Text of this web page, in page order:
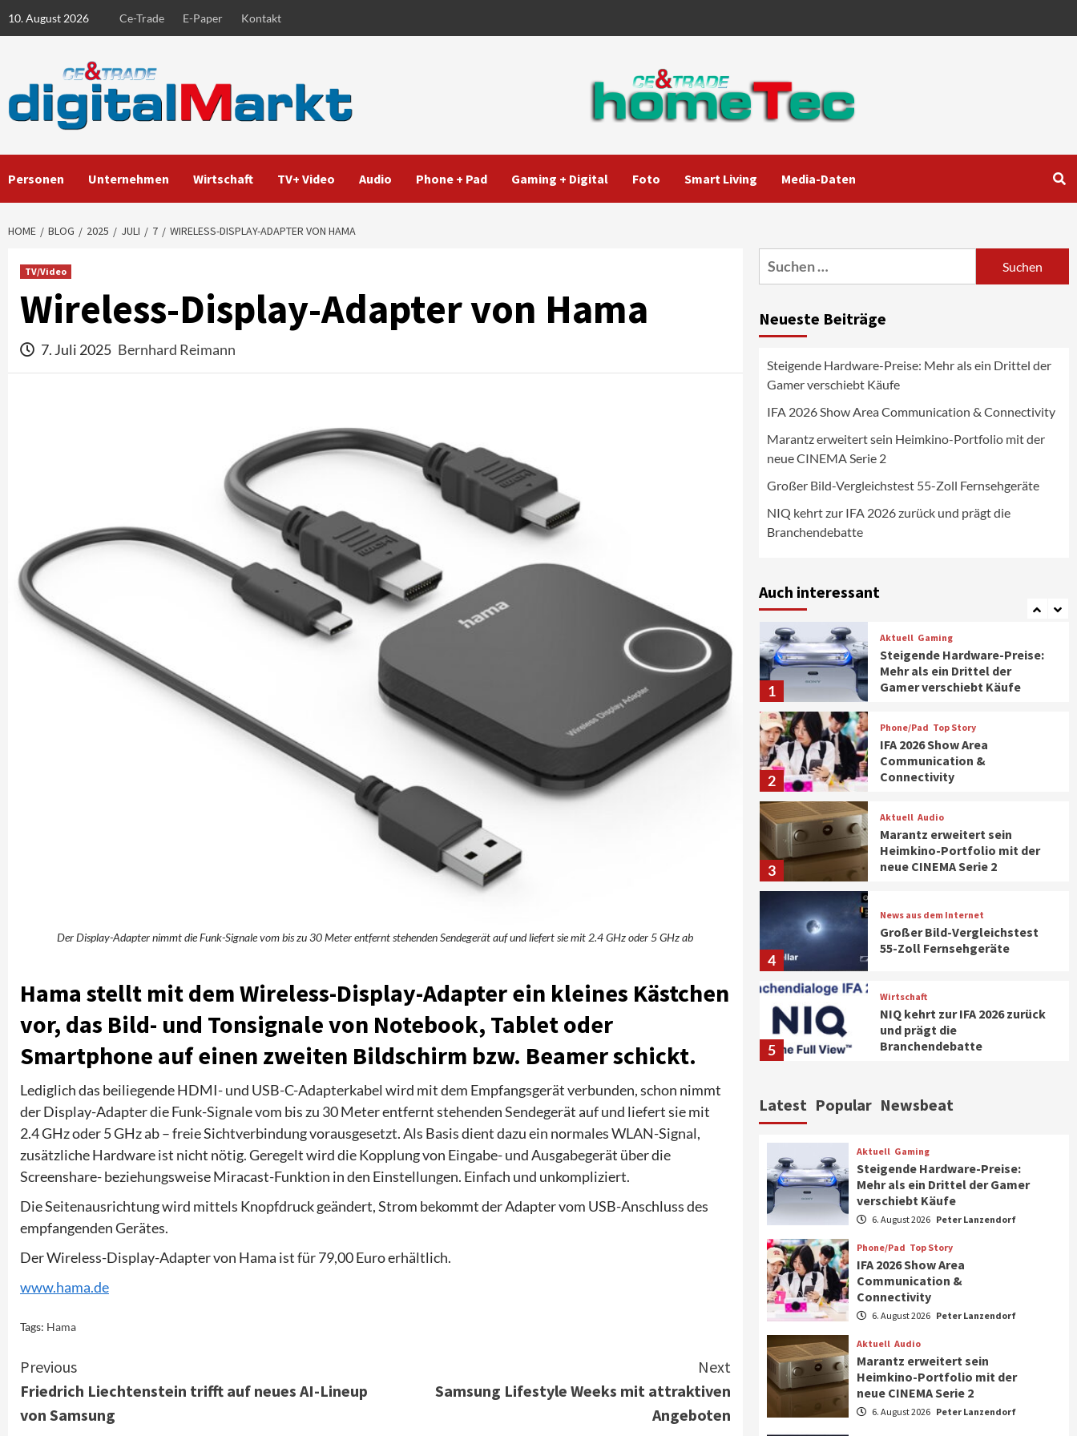
10. August 2026 Ce-Trade E-Paper Kontakt
Personen Unternehmen Wirtschaft TV+ Video Audio Phone + Pad Gaming + Digital Foto Smart Living Media-Daten
HOME BLOG 2025 JULI 7 WIRELESS-DISPLAY-ADAPTER VON HAMA
TV/Video
Wireless-Display-Adapter von Hama
7. Juli 2025 Bernhard Reimann
Der Display-Adapter nimmt die Funk-Signale vom bis zu 30 Meter entfernt stehenden Sendegerät auf und liefert sie mit 2.4 GHz oder 5 GHz ab
Hama stellt mit dem Wireless-Display-Adapter ein kleines Kästchen
vor, das Bild- und Tonsignale von Notebook, Tablet oder
Smartphone auf einen zweiten Bildschirm bzw. Beamer schickt.
Lediglich das beiliegende HDMI- und USB-C-Adapterkabel wird mit dem Empfangsgerät verbunden, schon nimmt
der Display-Adapter die Funk-Signale vom bis zu 30 Meter entfernt stehenden Sendegerät auf und liefert sie mit
2.4 GHz oder 5 GHz ab – freie Sichtverbindung vorausgesetzt. Als Basis dient dazu ein normales WLAN-Signal,
zusätzliche Hardware ist nicht nötig. Geregelt wird die Kopplung von Eingabe- und Ausgabegerät über die
Screenshare- beziehungsweise Miracast-Funktion in den Einstellungen. Einfach und unkompliziert.
Die Seitenausrichtung wird mittels Knopfdruck geändert, Strom bekommt der Adapter vom USB-Anschluss des
empfangenden Gerätes.
Der Wireless-Display-Adapter von Hama ist für 79,00 Euro erhältlich.
www.hama.de
Tags: Hama
Continue
Reading
Previous
Friedrich Liechtenstein trifft auf neues AI-Lineup
von Samsung
Next
Samsung Lifestyle Weeks mit attraktiven
Angeboten
Suchen
nach:
Neueste Beiträge
Steigende Hardware-Preise: Mehr als ein Drittel der
Gamer verschiebt Käufe
IFA 2026 Show Area Communication & Connectivity
Marantz erweitert sein Heimkino-Portfolio mit der
neue CINEMA Serie 2
Großer Bild-Vergleichstest 55-Zoll Fernsehgeräte
NIQ kehrt zur IFA 2026 zurück und prägt die
Branchendebatte
Auch interessant
Marantz erweitert sein
4
News aus dem Internet
55-Zoll Fernsehgeräte
5
Wirtschaft
NIQ kehrt zur IFA 2026 zurück
Branchendebatte
6
Aktuell
in strategisch wichtigen
Märkten aus
7
Ventilatoren
1
Aktuell Gaming
Steigende Hardware-Preise:
Mehr als ein Drittel der
Gamer verschiebt Käufe
2
Phone/Pad Top Story
IFA 2026 Show Area
Communication &
Connectivity
3
Aktuell Audio
Marantz erweitert sein
Heimkino-Portfolio mit der
neue CINEMA Serie 2
4
News aus dem Internet
Großer Bild-Vergleichstest
55-Zoll Fernsehgeräte
5
Wirtschaft
NIQ kehrt zur IFA 2026 zurück
und prägt die
Branchendebatte
6
CHERRY baut Vertriebsteam
7
Smart Living Top Story
Verbraucher setzen immer
mehr auf Klimageräte und
Ventilatoren
1
Aktuell Gaming
Steigende Hardware-Preise:
Mehr als ein Drittel der
Gamer verschiebt Käufe
Phone/Pad Top Story
IFA 2026 Show Area
Communication &
Connectivity
Latest Popular Newsbeat
Aktuell Gaming
Steigende Hardware-Preise:
Mehr als ein Drittel der Gamer
verschiebt Käufe
6. August 2026 Peter Lanzendorf
Phone/Pad Top Story
IFA 2026 Show Area
Communication &
Connectivity
6. August 2026 Peter Lanzendorf
Aktuell Audio
Marantz erweitert sein
Heimkino-Portfolio mit der
neue CINEMA Serie 2
6. August 2026 Peter Lanzendorf